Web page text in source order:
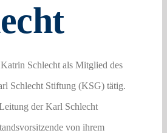
Schlecht als Mitglied des
Schlecht Stiftung (KSG) tätig.
der Karl Schlecht
von ihrem